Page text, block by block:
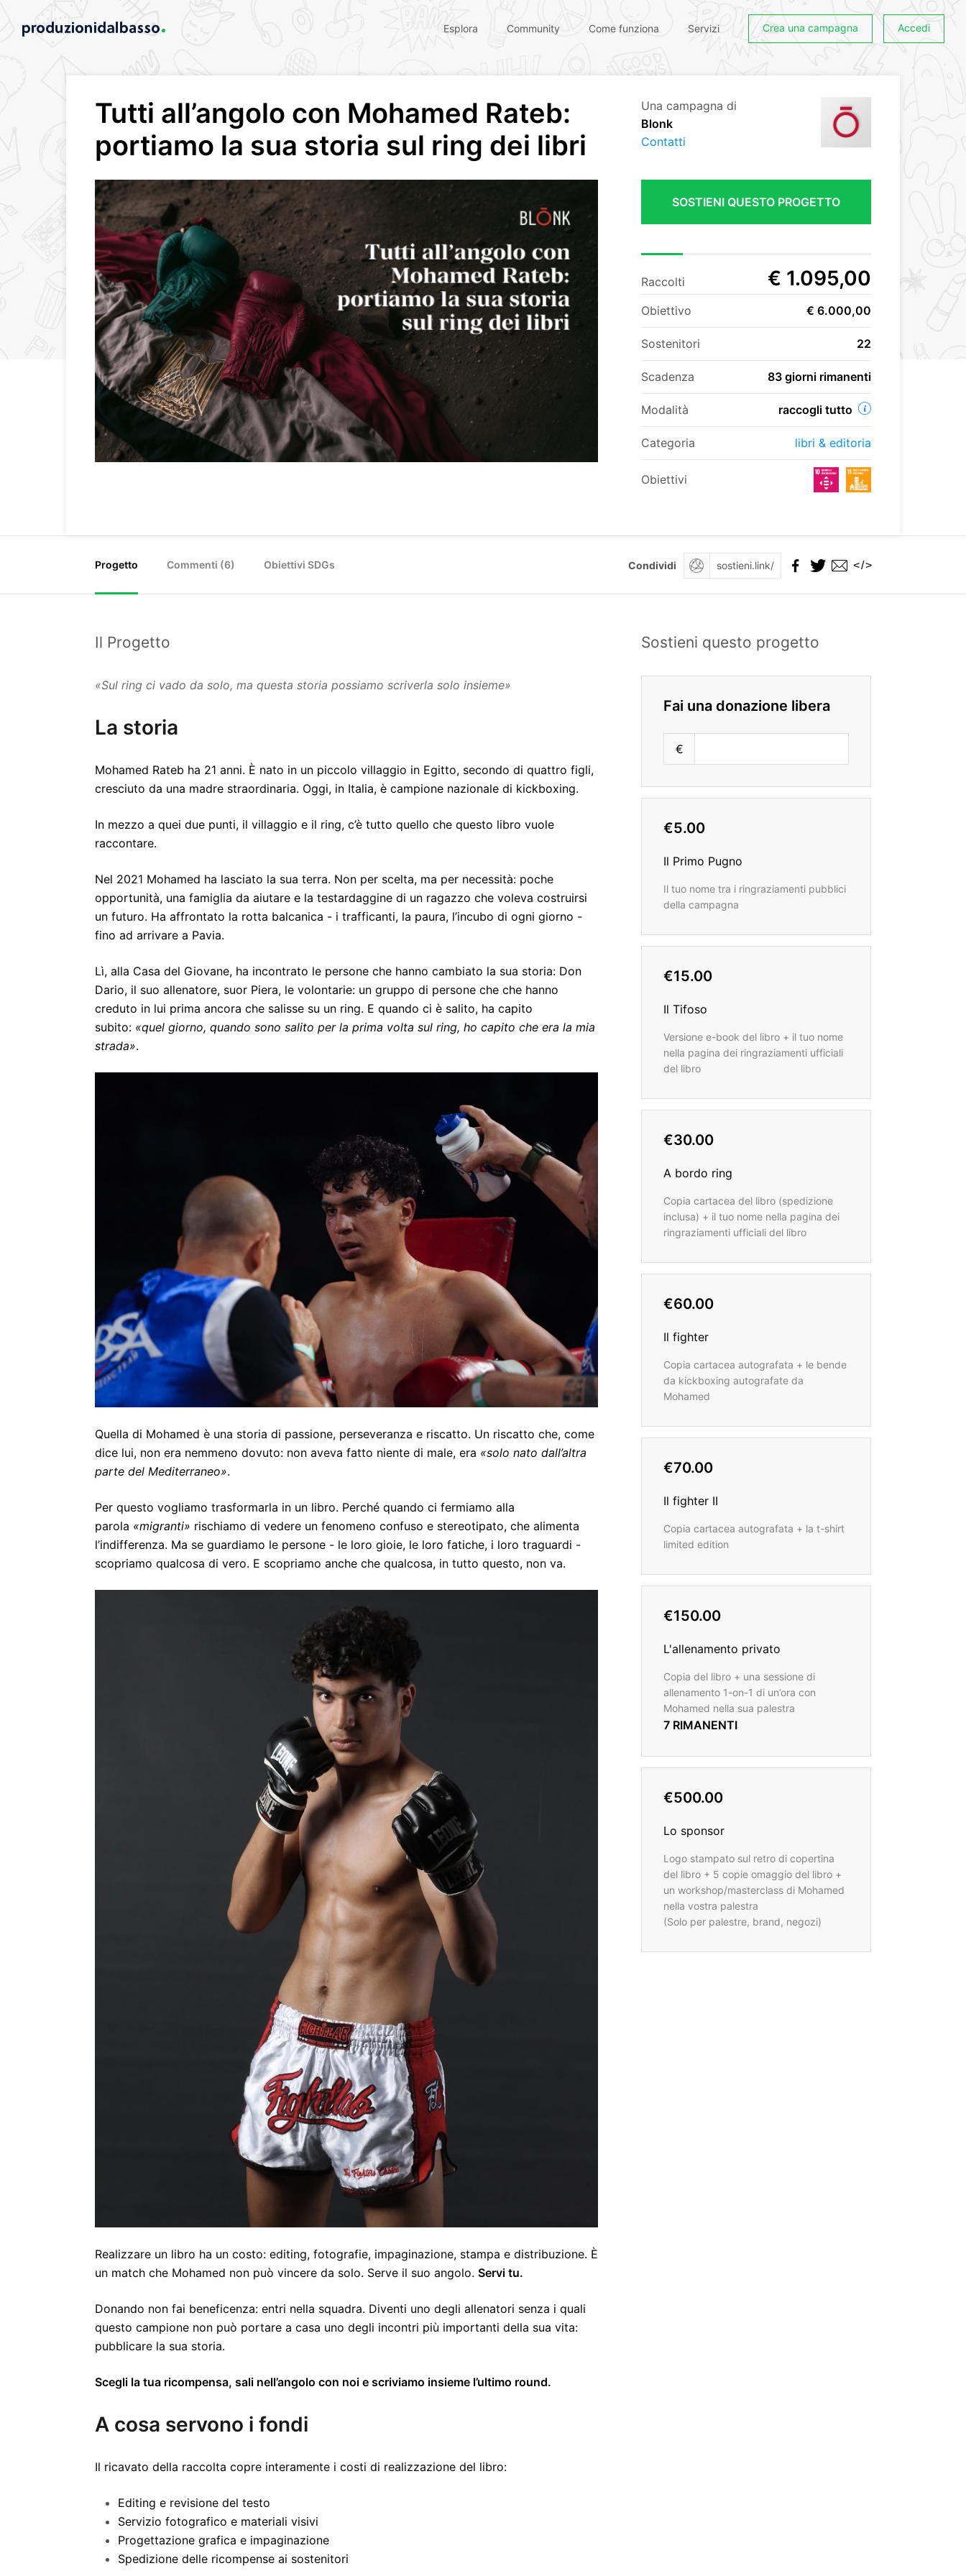
Esplora Community Come funziona Servizi Crea una campagna Accedi
Tutti all’angolo con Mohamed Rateb:
portiamo la sua storia sul ring dei libri
Una campagna di
Blonk
Contatti
SOSTIENI QUESTO PROGETTO
Raccolti € 1.095,00
Obiettivo € 6.000,00
Sostenitori 22
Scadenza 83 giorni rimanenti
Modalità raccogli tutto
Categoria libri & editoria
Obiettivi
Progetto Commenti (6) Obiettivi SDGs Condividi </>
Il Progetto
«Sul ring ci vado da solo, ma questa storia possiamo scriverla solo insieme»
La storia
Mohamed Rateb ha 21 anni. È nato in un piccolo villaggio in Egitto, secondo di quattro figli,
cresciuto da una madre straordinaria. Oggi, in Italia, è campione nazionale di kickboxing.
In mezzo a quei due punti, il villaggio e il ring, c’è tutto quello che questo libro vuole
raccontare.
Nel 2021 Mohamed ha lasciato la sua terra. Non per scelta, ma per necessità: poche
opportunità, una famiglia da aiutare e la testardaggine di un ragazzo che voleva costruirsi
un futuro. Ha affrontato la rotta balcanica - i trafficanti, la paura, l’incubo di ogni giorno -
fino ad arrivare a Pavia.
Lì, alla Casa del Giovane, ha incontrato le persone che hanno cambiato la sua storia: Don
Dario, il suo allenatore, suor Piera, le volontarie: un gruppo di persone che che hanno
creduto in lui prima ancora che salisse su un ring. E quando ci è salito, ha capito
subito: «quel giorno, quando sono salito per la prima volta sul ring, ho capito che era la mia
strada».
Quella di Mohamed è una storia di passione, perseveranza e riscatto. Un riscatto che, come
dice lui, non era nemmeno dovuto: non aveva fatto niente di male, era «solo nato dall’altra
parte del Mediterraneo».
Per questo vogliamo trasformarla in un libro. Perché quando ci fermiamo alla
parola «migranti» rischiamo di vedere un fenomeno confuso e stereotipato, che alimenta
l’indifferenza. Ma se guardiamo le persone - le loro gioie, le loro fatiche, i loro traguardi -
scopriamo qualcosa di vero. E scopriamo anche che qualcosa, in tutto questo, non va.
Realizzare un libro ha un costo: editing, fotografie, impaginazione, stampa e distribuzione. È
un match che Mohamed non può vincere da solo. Serve il suo angolo. Servi tu.
Donando non fai beneficenza: entri nella squadra. Diventi uno degli allenatori senza i quali
questo campione non può portare a casa uno degli incontri più importanti della sua vita:
pubblicare la sua storia.
Scegli la tua ricompensa, sali nell’angolo con noi e scriviamo insieme l’ultimo round.
A cosa servono i fondi
Il ricavato della raccolta copre interamente i costi di realizzazione del libro:
Editing e revisione del testo
Servizio fotografico e materiali visivi
Progettazione grafica e impaginazione
Spedizione delle ricompense ai sostenitori
Sostieni questo progetto
Fai una donazione libera
€
€5.00
Il Primo Pugno
Il tuo nome tra i ringraziamenti pubblici
della campagna
€15.00
Il Tifoso
Versione e-book del libro + il tuo nome
nella pagina dei ringraziamenti ufficiali
del libro
€30.00
A bordo ring
Copia cartacea del libro (spedizione
inclusa) + il tuo nome nella pagina dei
ringraziamenti ufficiali del libro
€60.00
Il fighter
Copia cartacea autografata + le bende
da kickboxing autografate da
Mohamed
€70.00
Il fighter II
Copia cartacea autografata + la t-shirt
limited edition
€150.00
L'allenamento privato
Copia del libro + una sessione di
allenamento 1-on-1 di un’ora con
Mohamed nella sua palestra
7 RIMANENTI
€500.00
Lo sponsor
Logo stampato sul retro di copertina
del libro + 5 copie omaggio del libro +
un workshop/masterclass di Mohamed
nella vostra palestra
(Solo per palestre, brand, negozi)